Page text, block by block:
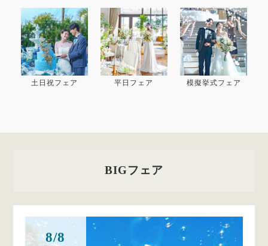
土日祝フェア 平日フェア 模擬挙式フェア
BIGフェア
8/8